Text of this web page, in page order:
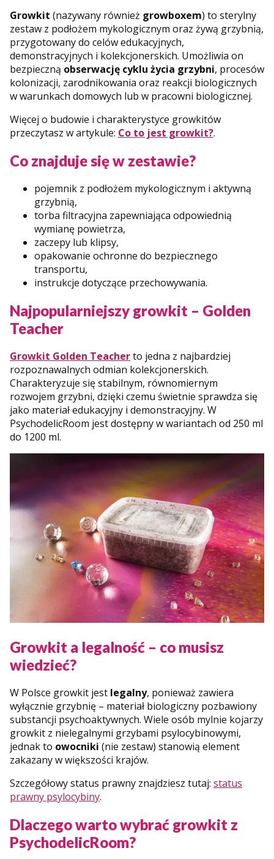
Growkit (nazywany również growboxem) to sterylny
zestaw z podłożem mykologicznym oraz żywą grzybnią,
przygotowany do celów edukacyjnych,
demonstracyjnych i kolekcjonerskich. Umożliwia on
bezpieczną obserwację cyklu życia grzybni, procesów
kolonizacji, zarodnikowania oraz reakcji biologicznych
w warunkach domowych lub w pracowni biologicznej.
Więcej o budowie i charakterystyce growkitów
przeczytasz w artykule: Co to jest growkit?.
Co znajduje się w zestawie?
pojemnik z podłożem mykologicznym i aktywną
grzybnią,
torba filtracyjna zapewniająca odpowiednią
wymianę powietrza,
zaczepy lub klipsy,
opakowanie ochronne do bezpiecznego
transportu,
instrukcje dotyczące przechowywania.
Najpopularniejszy growkit – Golden
Teacher
Growkit Golden Teacherto jedna z najbardziej
rozpoznawalnych odmian kolekcjonerskich.
Charakteryzuje się stabilnym, równomiernym
rozwojem grzybni, dzięki czemu świetnie sprawdza się
jako materiał edukacyjny i demonstracyjny. W
PsychodelicRoom jest dostępny w wariantach od 250 ml
do 1200 ml.
Growkit a legalność – co musisz
wiedzieć?
W Polsce growkit jest legalny, ponieważ zawiera
wyłącznie grzybnię – materiał biologiczny pozbawiony
substancji psychoaktywnych. Wiele osób mylnie kojarzy
growkit z nielegalnymi grzybami psylocybinowymi,
jednak to owocniki (nie zestaw) stanowią element
zakazany w większości krajów.
Szczegółowy status prawny znajdziesz tutaj: status
prawny psylocybiny.
Dlaczego warto wybrać growkit z
PsychodelicRoom?